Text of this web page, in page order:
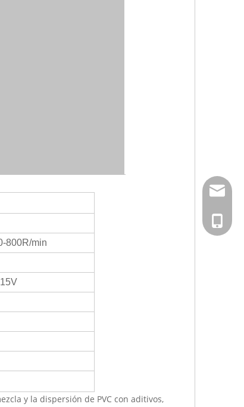
800R/min
y la dispersión de PVC con aditivos,
+ 86-